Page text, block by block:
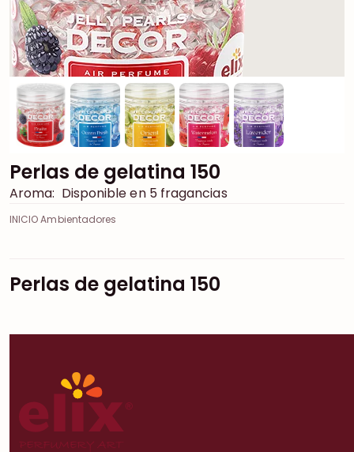
Perlas de gelatina 150
Aroma: Disponible en 5 fragancias
INICIO Ambientadores
Perlas de gelatina 150